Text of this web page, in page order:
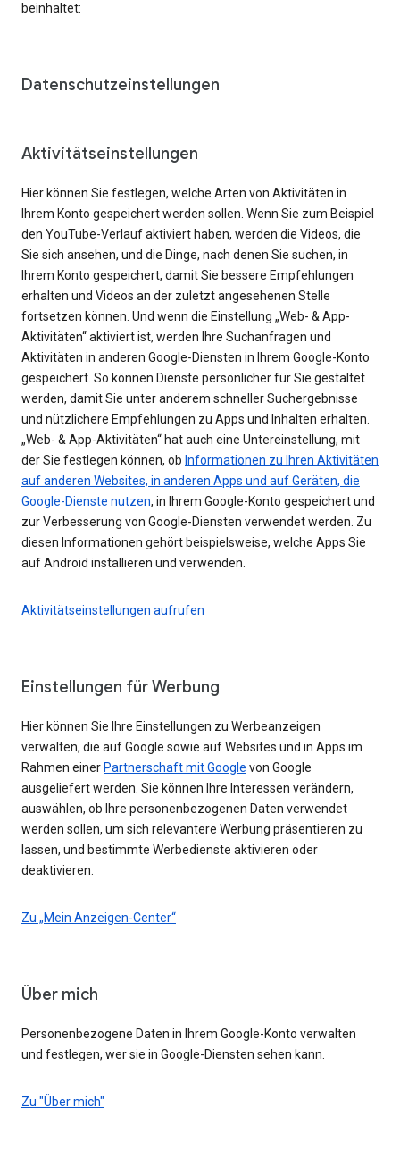
beinhaltet:
Datenschutzeinstellungen
Aktivitätseinstellungen
Hier können Sie festlegen, welche Arten von Aktivitäten in
Ihrem Konto gespeichert werden sollen. Wenn Sie zum Beispiel
den YouTube-Verlauf aktiviert haben, werden die Videos, die
Sie sich ansehen, und die Dinge, nach denen Sie suchen, in
Ihrem Konto gespeichert, damit Sie bessere Empfehlungen
erhalten und Videos an der zuletzt angesehenen Stelle
fortsetzen können. Und wenn die Einstellung „Web- & App-
Aktivitäten“ aktiviert ist, werden Ihre Suchanfragen und
Aktivitäten in anderen Google-Diensten in Ihrem Google-Konto
gespeichert. So können Dienste persönlicher für Sie gestaltet
werden, damit Sie unter anderem schneller Suchergebnisse
und nützlichere Empfehlungen zu Apps und Inhalten erhalten.
„Web- & App-Aktivitäten“ hat auch eine Untereinstellung, mit
der Sie festlegen können, ob Informationen zu Ihren Aktivitäten
auf anderen Websites, in anderen Apps und auf Geräten, die
Google-Dienste nutzen, in Ihrem Google-Konto gespeichert und
zur Verbesserung von Google-Diensten verwendet werden. Zu
diesen Informationen gehört beispielsweise, welche Apps Sie
auf Android installieren und verwenden.
Aktivitätseinstellungen aufrufen
Einstellungen für Werbung
Hier können Sie Ihre Einstellungen zu Werbeanzeigen
verwalten, die auf Google sowie auf Websites und in Apps im
Rahmen einer Partnerschaft mit Google von Google
ausgeliefert werden. Sie können Ihre Interessen verändern,
auswählen, ob Ihre personenbezogenen Daten verwendet
werden sollen, um sich relevantere Werbung präsentieren zu
lassen, und bestimmte Werbedienste aktivieren oder
deaktivieren.
Zu „Mein Anzeigen-Center“
Über mich
Personenbezogene Daten in Ihrem Google-Konto verwalten
und festlegen, wer sie in Google-Diensten sehen kann.
Zu "Über mich"